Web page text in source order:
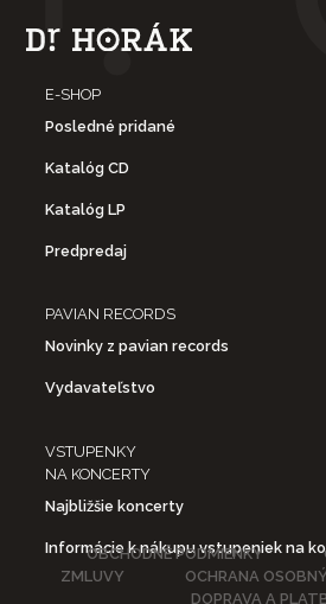
E-SHOP
Posledné pridané
Katalóg CD
Katalóg LP
Predpredaj
PAVIAN RECORDS
Novinky z pavian records
Vydavateľstvo
VSTUPENKY
NA KONCERTY
Najbližšie koncerty
Informácie k nákupu vstupeniek na
OBCHODNÉ PODMIENKY
ZMLUVY
OCHRANA
DOPRAVA A